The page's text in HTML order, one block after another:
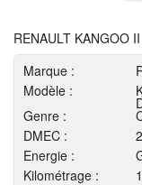
RENAULT KANGOO
Marque :
Modèle :
Genre :
DMEC :
Energie :
Kilométrage :